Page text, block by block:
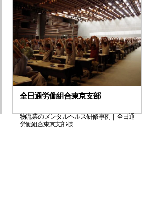
全日通労働組合東京支部
物流業のメンタルヘルス研修事例｜全日通
労働組合東京支部様